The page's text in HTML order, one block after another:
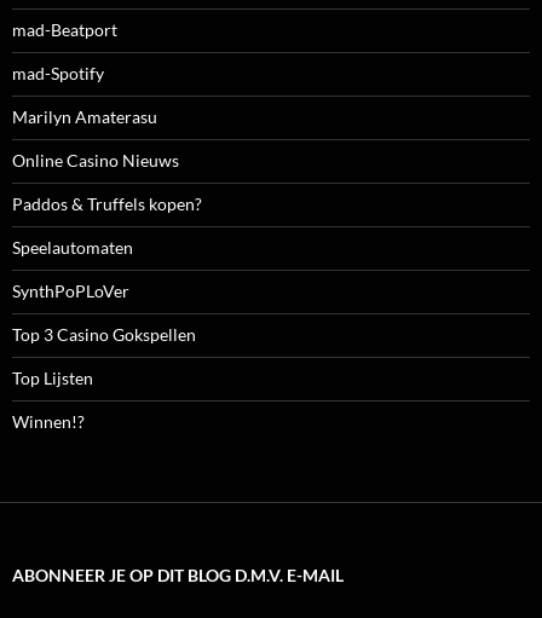
mad-Beatport
mad-Spotify
Marilyn Amaterasu
Online Casino Nieuws
Paddos & Truffels kopen?
Speelautomaten
SynthPoPLoVer
Top 3 Casino Gokspellen
Top Lijsten
Winnen!?
ABONNEER JE OP DIT BLOG D.M.V. E-MAIL